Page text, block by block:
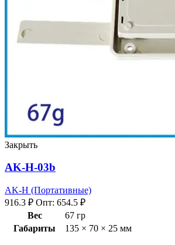
Закрыть
AK-H-03b
AK-H (Портативные)
916.3 ₽ Опт: 654.5 ₽
Вес
67 гр
Габариты
135 × 70 × 25 мм